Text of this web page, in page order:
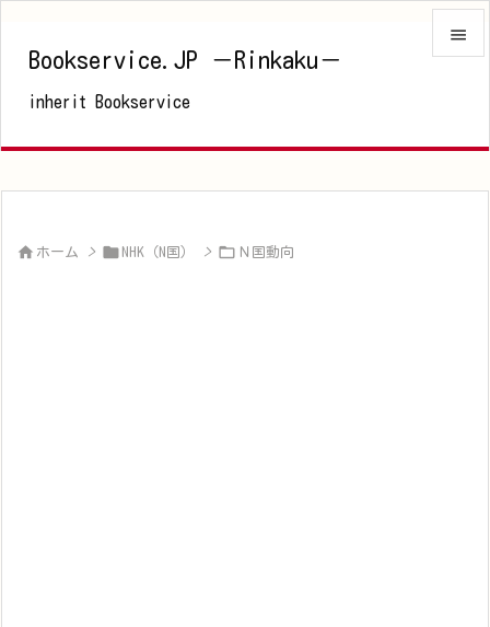
Bookservice.JP －Rinkaku－
inherit Bookservice


 ホーム >  NHK（N国） >  Ｎ国動向